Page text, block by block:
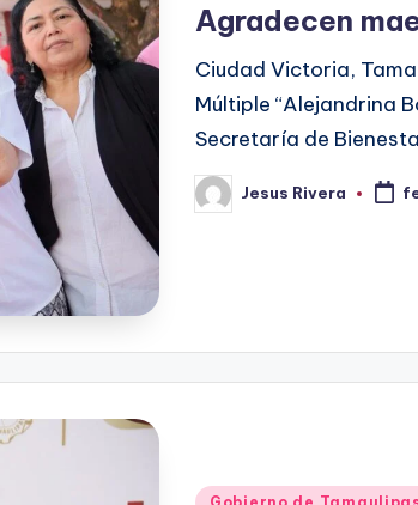
Agradecen
Ciudad Victoria,
Múltiple “Alejandrina
Secretaría de
Publicado
por
Jesus Rivera
Publicado